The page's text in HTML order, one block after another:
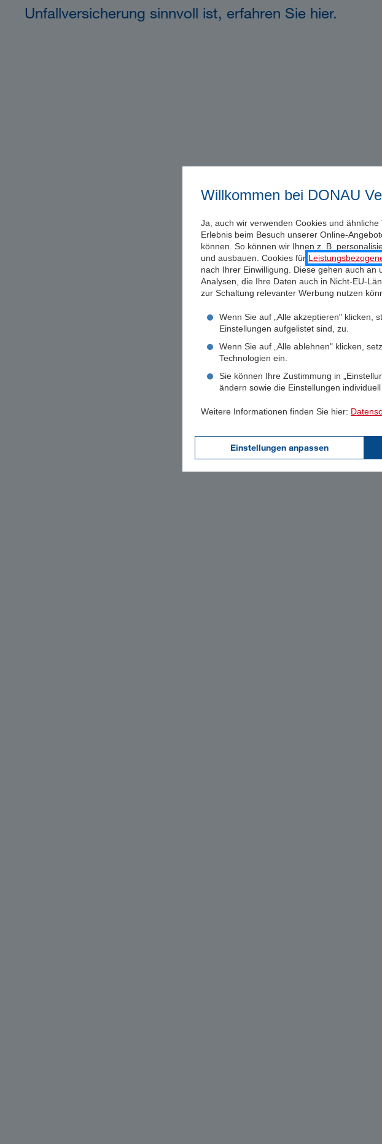
Willkommen bei DONAU
Ja, auch wir verwenden Cookies und
Erlebnis beim Besuch unserer Online-
können. So können wir Ihnen z. B.
und ausbauen. Cookies für
nach Ihrer Einwilligung. Diese gehen auch
Analysen, die Ihre Daten auch in Nicht-EU-
zur Schaltung relevanter Werbung nutzen
Wenn Sie auf „Alle akzeptieren" klicken,
Einstellungen aufgelistet sind, zu.
Wenn Sie auf „Alle ablehnen" klicken,
Technologien ein.
Sie können Ihre Zustimmung in
ändern sowie die Einstellungen
Weitere Informationen finden Sie hier:
Einstellungen anpassen
Unfallversicherung sinnvoll ist, erfahren Sie hier.